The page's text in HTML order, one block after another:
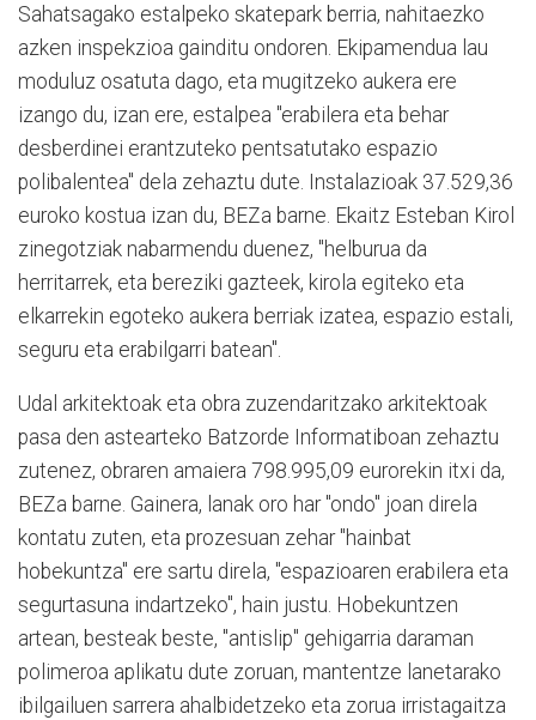
Sahatsagako estalpeko skatepark berria, nahitaezko
azken inspekzioa gainditu ondoren. Ekipamendua lau
moduluz osatuta dago, eta mugitzeko aukera ere
izango du, izan ere, estalpea "erabilera eta behar
desberdinei erantzuteko pentsatutako espazio
polibalentea" dela zehaztu dute. Instalazioak 37.529,36
euroko kostua izan du, BEZa barne. Ekaitz Esteban Kirol
zinegotziak nabarmendu duenez, "helburua da
herritarrek, eta bereziki gazteek, kirola egiteko eta
elkarrekin egoteko aukera berriak izatea, espazio estali,
seguru eta erabilgarri batean".
Udal arkitektoak eta obra zuzendaritzako arkitektoak
pasa den astearteko Batzorde Informatiboan zehaztu
zutenez, obraren amaiera 798.995,09 eurorekin itxi da,
BEZa barne. Gainera, lanak oro har "ondo" joan direla
kontatu zuten, eta prozesuan zehar "hainbat
hobekuntza" ere sartu direla, "espazioaren erabilera eta
segurtasuna indartzeko", hain justu. Hobekuntzen
artean, besteak beste, "antislip" gehigarria daraman
polimeroa aplikatu dute zoruan, mantentze lanetarako
ibilgailuen sarrera ahalbidetzeko eta zorua irristagaitza